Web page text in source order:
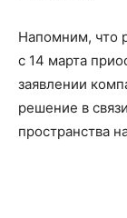
Напомним, что
с 14 марта
заявлении
решение в
пространства